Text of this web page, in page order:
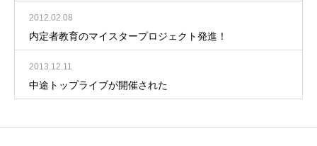
2012.02.08
内定者教育のマイスタープロジェクト発進！
2013.12.11
中途トップライブが開催された